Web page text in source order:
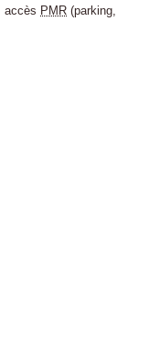
accès PMR (parking,